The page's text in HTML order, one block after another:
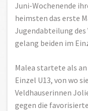
Juni-Wochenende
heimsten das erste
Jugendabteilung
gelang beiden im
Malea startete als
Einzel U13, von wo
Veldhauserinnen
gegen die